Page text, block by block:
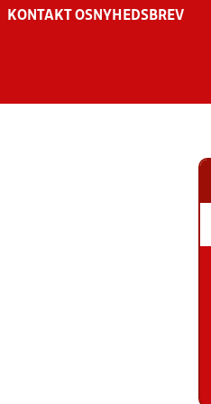
KONTAKT OS NYHEDSBREV